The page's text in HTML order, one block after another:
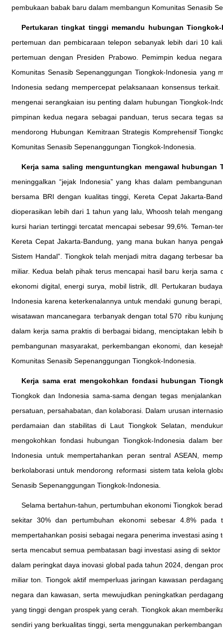
pembukaan babak baru dalam membangun Komunitas Senasib
Pertukaran tingkat tinggi memandu hubungan Tiongkok-
pertemuan dan pembicaraan telepon sebanyak lebih dari 10
pertemuan dengan Presiden Prabowo. Pemimpin kedua
Komunitas Senasib Sepenanggungan Tiongkok-Indonesia
Indonesia sedang mempercepat pelaksanaan konsensus
mengenai serangkaian isu penting dalam hubungan Tiongkok-
pimpinan kedua negara sebagai panduan, terus secara tegas
mendorong Hubungan Kemitraan Strategis Komprehensif
Komunitas Senasib Sepenanggungan Tiongkok-Indonesia.
Kerja sama saling menguntungkan mengawal hubungan
meninggalkan “jejak Indonesia” yang khas dalam
bersama BRI dengan kualitas tinggi, Kereta Cepat Jakarta-
dioperasikan lebih dari 1 tahun yang lalu, Whoosh telah
kursi harian tertinggi tercatat mencapai sebesar 99,6%. Teman-
Kereta Cepat Jakarta-Bandung, yang mana bukan hanya
Sistem Handal”. Tiongkok telah menjadi mitra dagang terbesar
miliar. Kedua belah pihak terus mencapai hasil baru kerja
ekonomi digital, energi surya, mobil listrik, dll. Pertukaran
Indonesia karena keterkenalannya untuk mendaki gunung
wisatawan mancanegara terbanyak dengan total 570 ribu
dalam kerja sama praktis di berbagai bidang, menciptakan lebih
pembangunan masyarakat, perkembangan ekonomi, dan
Komunitas Senasib Sepenanggungan Tiongkok-Indonesia.
Kerja sama erat mengokohkan fondasi hubungan
Tiongkok dan Indonesia sama-sama dengan tegas
persatuan, persahabatan, dan kolaborasi. Dalam urusan
perdamaian dan stabilitas di Laut Tiongkok Selatan,
mengokohkan fondasi hubungan Tiongkok-Indonesia dalam
Indonesia untuk mempertahankan peran sentral ASEAN,
berkolaborasi untuk mendorong reformasi sistem tata kelola
Senasib Sepenanggungan Tiongkok-Indonesia.
Selama bertahun-tahun, pertumbuhan ekonomi Tiongkok
sekitar 30% dan pertumbuhan ekonomi sebesar 4.8%
mempertahankan posisi sebagai negara penerima investasi
serta mencabut semua pembatasan bagi investasi asing di
dalam peringkat daya inovasi global pada tahun 2024, dengan
miliar ton. Tiongok aktif memperluas jaringan kawasan
negara dan kawasan, serta mewujudkan peningkatkan
yang tinggi dengan prospek yang cerah. Tiongkok akan
sendiri yang berkualitas tinggi, serta menggunakan